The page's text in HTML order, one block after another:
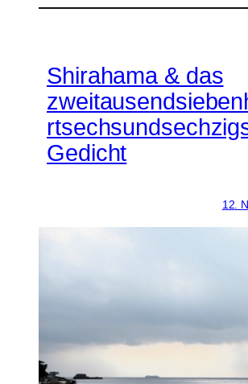
Shirahama & das
Gedicht
12.